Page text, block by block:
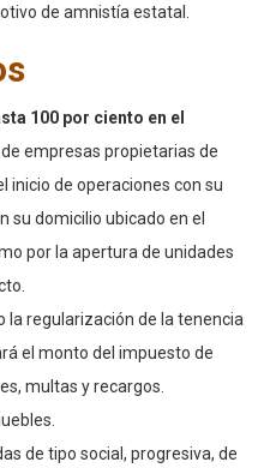
de amnistía estatal.
100 por ciento en el
empresas propietarias de
inicio de operaciones con su
su domicilio ubicado en el
por la apertura de unidades
la regularización de la tenencia
el monto del impuesto de
multas y recargos.
de tipo social, progresiva, de